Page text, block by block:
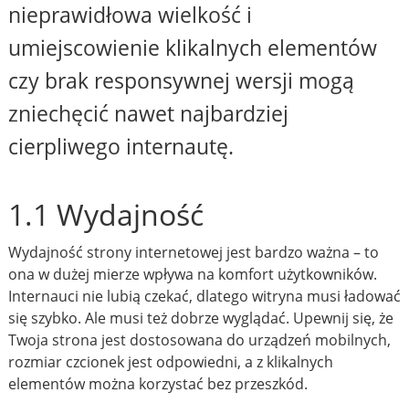
nieprawidłowa wielkość i
umiejscowienie klikalnych elementów
czy brak responsywnej wersji mogą
zniechęcić nawet najbardziej
cierpliwego internautę.
1.1 Wydajność
Wydajność strony internetowej jest bardzo ważna – to
ona w dużej mierze wpływa na komfort użytkowników.
Internauci nie lubią czekać, dlatego witryna musi ładować
się szybko. Ale musi też dobrze wyglądać. Upewnij się, że
Twoja strona jest dostosowana do urządzeń mobilnych,
rozmiar czcionek jest odpowiedni, a z klikalnych
elementów można korzystać bez przeszkód.